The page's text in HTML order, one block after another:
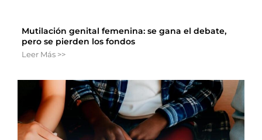
Mutilación genital femenina: se gana el debate,
pero se pierden los fondos
Leer Más >>